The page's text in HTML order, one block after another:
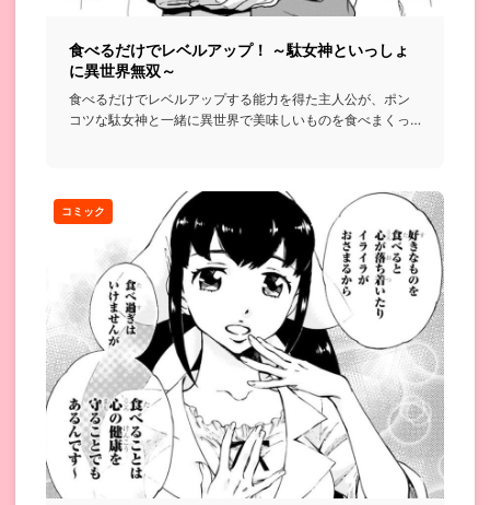
食べるだけでレベルアップ！ ～駄女神といっしょ
に異世界無双～
食べるだけでレベルアップする能力を得た主人公が、ポン
コツな駄女神と一緒に異世界で美味しいものを食べまくっ
コミック